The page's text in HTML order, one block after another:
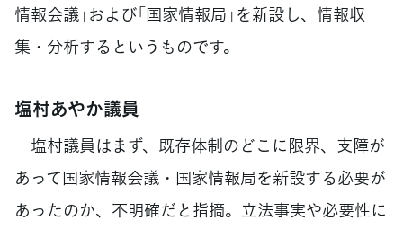
情報会議」および「国家情報局」を新設し、情報収
集・分析するというものです。
塩村あやか議員
塩村議員はまず、既存体制のどこに限界、支障が
あって国家情報会議・国家情報局を新設する必要が
あったのか、不明確だと指摘。立法事実や必要性に